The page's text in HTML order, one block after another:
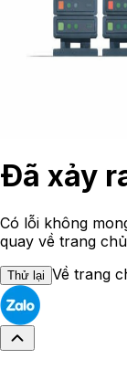
Đã xảy
Có lỗi không
quay về trang
Thử lại Về trang